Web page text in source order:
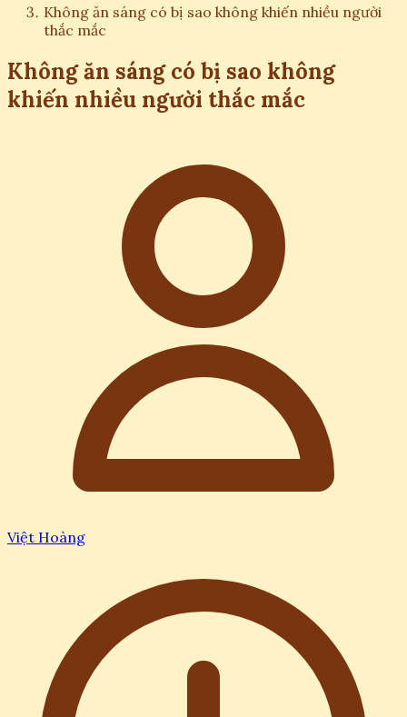
Không ăn sáng có bị sao không khiến nhiều người
thắc mắc
Không ăn sáng có bị sao không
khiến nhiều người thắc mắc
Việt Hoàng